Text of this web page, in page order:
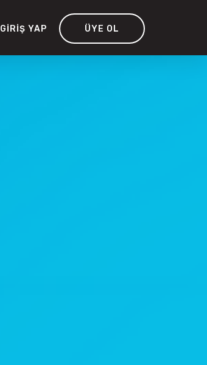
GIRIŞ YAP ÜYE OL